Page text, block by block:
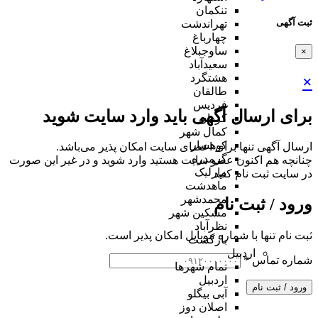
ثبت آگهی
×
×
برای ارسال آگهی باید وارد سایت شوید
ارسال آگهی تنها برای اعضای سایت امکان پذیر می‌باشد.
چنانچه هم‌ اکنون عضو سایت هستید وارد شوید و در غیر این صورت
در سایت ثبت نام کنید
ورود / ثبت نام
ثبت نام تنها با شماره موبایل امکان پذیر است.
شماره تماس*
ورود / ثبت نام
تنکمان
تهراندشت
چهارباغ
ساوجبلاغ
سعیدآباد
هشتگرد
طالقان
فردیس
کردان
کمال شهر
کوهسار
گرمدره
مارلیک
ماهدشت
محمدشهر
مشکین شهر
نظرآباد
بازگشت
اردبیل
تمام شهر‌ها
اردبیل
آبی بیگلو
اصلان دوز